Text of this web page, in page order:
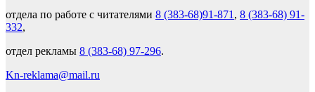
отдела по работе с читателями 8 (383-68)91-871 , 8 (383-68) 91-
332,
отдел рекламы 8 (383-68) 97-296.
Kn-reklama@mail.ru